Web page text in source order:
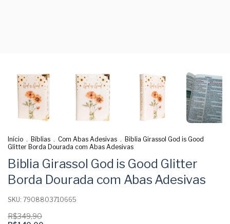
Início . Bíblias . Com Abas Adesivas . Biblia Girassol God is Good
Glitter Borda Dourada com Abas Adesivas
Biblia Girassol God is Good Glitter
Borda Dourada com Abas Adesivas
SKU: 7908803710665
R$349,90